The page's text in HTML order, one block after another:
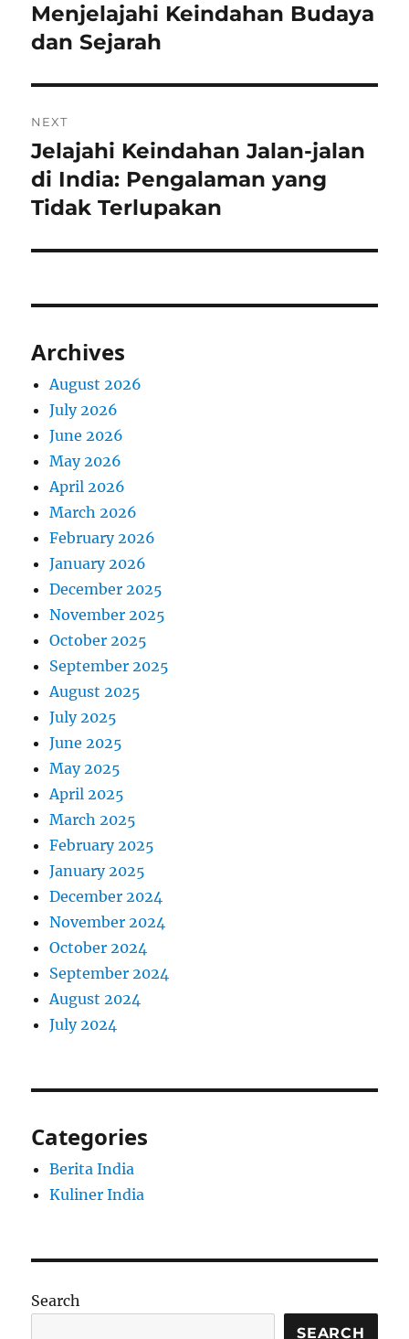
post:
Menjelajahi Keindahan Budaya
dan Sejarah
NEXT
Next
post:
Jelajahi Keindahan Jalan-jalan
di India: Pengalaman yang
Tidak Terlupakan
Archives
August 2026
July 2026
June 2026
May 2026
April 2026
March 2026
February 2026
January 2026
December 2025
November 2025
October 2025
September 2025
August 2025
July 2025
June 2025
May 2025
April 2025
March 2025
February 2025
January 2025
December 2024
November 2024
October 2024
September 2024
August 2024
July 2024
Categories
Berita India
Kuliner India
Search
SEARCH